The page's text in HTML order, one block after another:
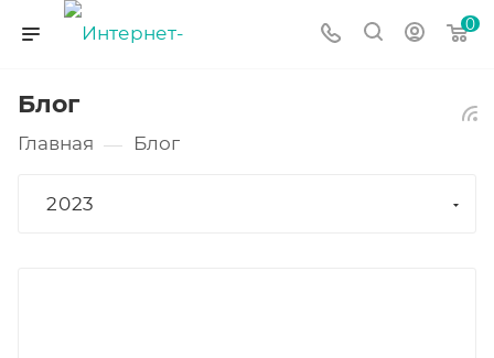
0
Блог
Главная — Блог
2023